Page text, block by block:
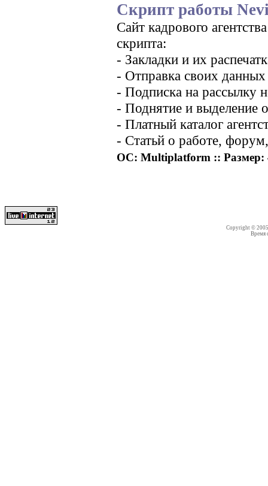
Скрипт работы
Сайт кадрового
скрипта:
- Закладки и их
- Отправка своих
- Подписка на рассылку
- Поднятие и выделение
- Платный каталог
- Статьй о работе,
ОС: Multiplatform :: Размер:
Copyright ©
Время